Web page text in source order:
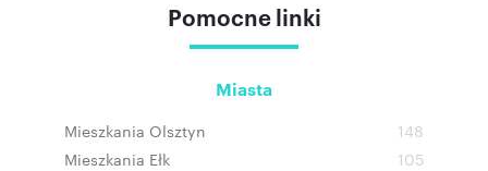
Pomocne linki
Miasta
Mieszkania Olsztyn
148
Mieszkania Ełk
105